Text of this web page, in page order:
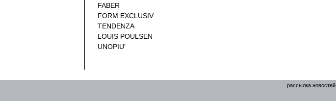
FABER
FORM EXCLUSIV
TENDENZA
LOUIS POULSEN
UNOPIU’
рассылка новостей